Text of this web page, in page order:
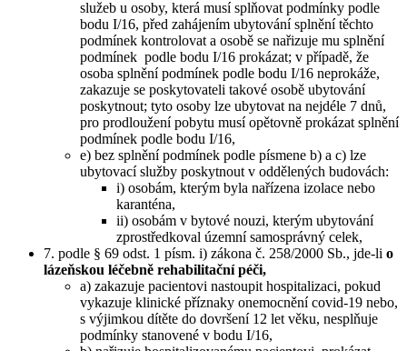
služeb u osoby, která musí splňovat podmínky podle
bodu I/16, před zahájením ubytování splnění těchto
podmínek kontrolovat a osobě se nařizuje mu splnění
podmínek podle bodu I/16 prokázat; v případě, že
osoba splnění podmínek podle bodu I/16 neprokáže,
zakazuje se poskytovateli takové osobě ubytování
poskytnout; tyto osoby lze ubytovat na nejdéle 7 dnů,
pro prodloužení pobytu musí opětovně prokázat splnění
podmínek podle bodu I/16,
e) bez splnění podmínek podle písmene b) a c) lze
ubytovací služby poskytnout v oddělených budovách:
i) osobám, kterým byla nařízena izolace nebo
karanténa,
ii) osobám v bytové nouzi, kterým ubytování
zprostředkoval územní samosprávný celek,
7. podle § 69 odst. 1 písm. i) zákona č. 258/2000 Sb., jde-li o
lázeňskou léčebně rehabilitační péči,
a) zakazuje pacientovi nastoupit hospitalizaci, pokud
vykazuje klinické příznaky onemocnění covid-19 nebo,
s výjimkou dítěte do dovršení 12 let věku, nesplňuje
podmínky stanovené v bodu I/16,